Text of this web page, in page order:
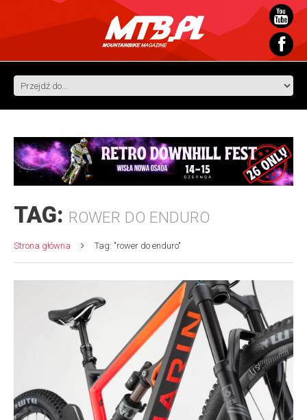
TAG: ROWER DO ENDURO
Strona główna Tag: "rower do enduro"